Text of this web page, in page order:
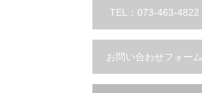
TEL：073-463-4822
お問い合わせフォーム